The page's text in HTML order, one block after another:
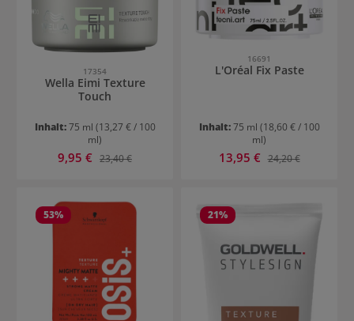
17354
Wella Eimi Texture
Touch
Inhalt:75 ml (13,27 € / 100
ml)
Verkaufspreis:
9,95 € Regulärer Preis:
23,40 €
16691
L'Oréal Fix Paste
Inhalt:75 ml (18,60 € / 100
ml)
Verkaufspreis:
13,95 € Regulärer Preis:
24,20 €
53% 21%